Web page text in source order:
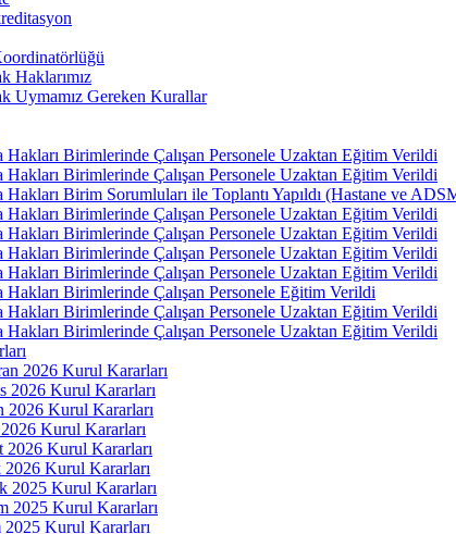
Haklarımız
Uymamız Gereken Kurallar
Hakları Birimlerinde Çalışan Personele Uzaktan Eğitim Verildi
Hakları Birimlerinde Çalışan Personele Uzaktan Eğitim Verildi
Hakları Birim Sorumluları ile Toplantı Yapıldı (Hastane ve
Hakları Birimlerinde Çalışan Personele Uzaktan Eğitim Verildi
Hakları Birimlerinde Çalışan Personele Uzaktan Eğitim Verildi
Hakları Birimlerinde Çalışan Personele Uzaktan Eğitim Verildi
Hakları Birimlerinde Çalışan Personele Uzaktan Eğitim Verildi
Hakları Birimlerinde Çalışan Personele Eğitim Verildi
Hakları Birimlerinde Çalışan Personele Uzaktan Eğitim Verildi
Hakları Birimlerinde Çalışan Personele Uzaktan Eğitim Verildi
2026 Kurul Kararları
2026 Kurul Kararları
2026 Kurul Kararları
Kurul Kararları
2026 Kurul Kararları
2026 Kurul Kararları
2025 Kurul Kararları
2025 Kurul Kararları
Kurul Kararları